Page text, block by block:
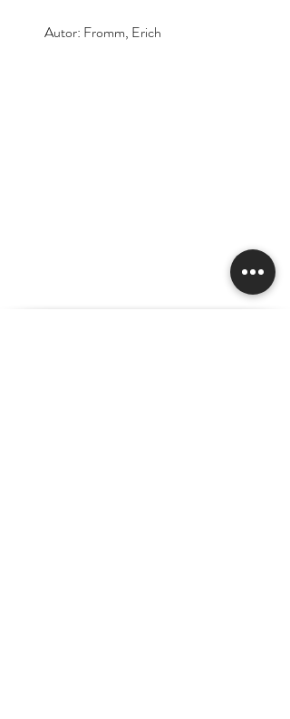
Autor: Fromm, Erich